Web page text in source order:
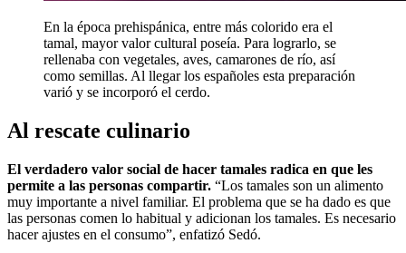
En la época prehispánica, entre más colorido era el
tamal, mayor valor cultural poseía. Para lograrlo, se
rellenaba con vegetales, aves, camarones de río, así
como semillas. Al llegar los españoles esta preparación
varió y se incorporó el cerdo.
Al rescate culinario
El verdadero valor social de hacer tamales radica en que les
permite a las personas compartir. “Los tamales son un alimento
muy importante a nivel familiar. El problema que se ha dado es que
las personas comen lo habitual y adicionan los tamales. Es necesario
hacer ajustes en el consumo”, enfatizó Sedó.